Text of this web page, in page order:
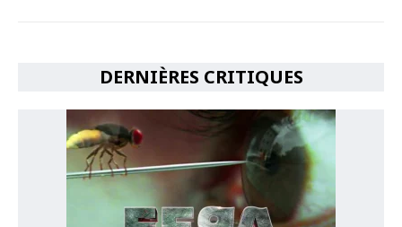
DERNIÈRES CRITIQUES